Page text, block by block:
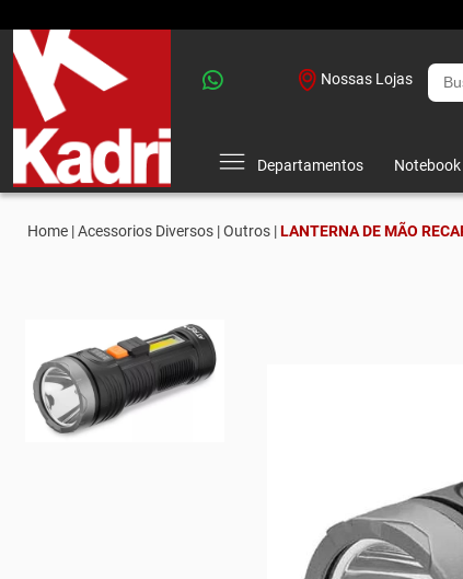
Nossas Lojas
Departamentos Notebook
Home |Acessorios Diversos |Outros |LANTERNA DE MÃO